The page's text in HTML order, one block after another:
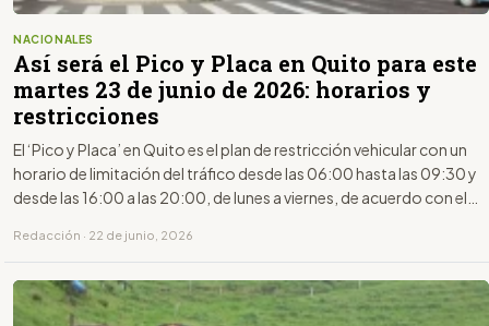
NACIONALES
Así será el Pico y Placa en Quito para este
martes 23 de junio de 2026: horarios y
restricciones
El ‘Pico y Placa’ en Quito es el plan de restricción vehicular con un
horario de limitación del tráfico desde las 06:00 hasta las 09:30 y
desde las 16:00 a las 20:00, de lunes a viernes, de acuerdo con el
Redacción · 22 de junio, 2026